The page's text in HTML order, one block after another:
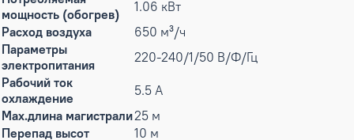
мощность (обогрев)
1.06 кВт
Расход воздуха
650 м³/ч
Параметры
электропитания
220-240/1/50 В/Ф/Гц
Рабочий ток
охлаждение
5.5 А
Max.длина магистрали25 м
Перепад высот
10 м